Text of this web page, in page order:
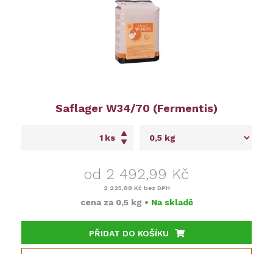
Saflager W34/70 (Fermentis)
ks
od 2 492,99 Kč
2 225,88 Kč bez DPH
cena za 0,5 kg • Na skladě
PŘIDAT DO KOŠÍKU